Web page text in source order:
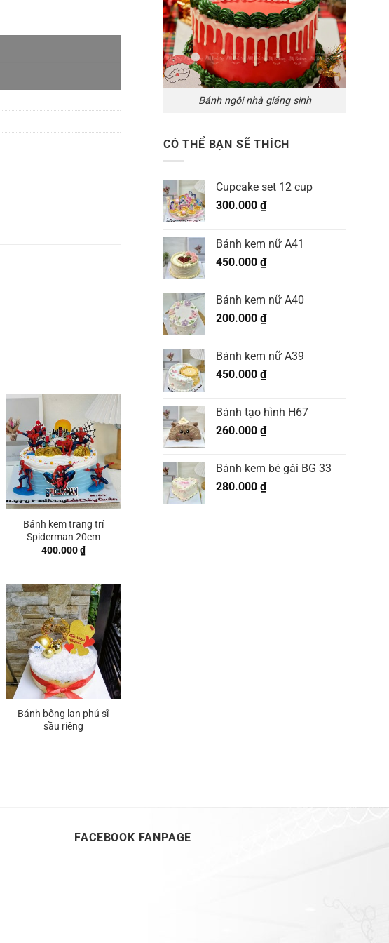
Bánh ngôi nhà giáng sinh
CÓ THỂ BẠN SẼ THÍCH
Cupcake set 12 cup
300.000 ₫
Bánh kem nữ A41
450.000 ₫
Bánh kem nữ A40
200.000 ₫
Bánh kem nữ A39
450.000 ₫
Bánh tạo hình H67
260.000 ₫
Bánh kem bé gái BG 33
280.000 ₫
Bánh kem trang trí
Spiderman 20cm
400.000₫
Bánh bông lan phú sĩ
sầu riêng
FACEBOOK FANPAGE